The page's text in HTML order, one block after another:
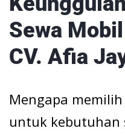
Sewa
CV. Afia
Mengapa memilih
untuk kebutuhan